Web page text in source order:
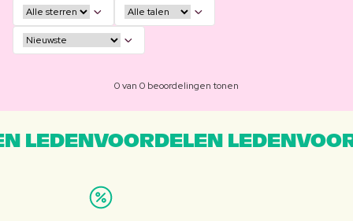
0 van 0 beoordelingen tonen
LEDENVOORDELEN